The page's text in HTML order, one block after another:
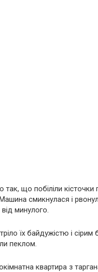
так, що побіліли кісточки
смикнулася і
від минулого.
їх байдужістю і сірим
пеклом.
квартира з